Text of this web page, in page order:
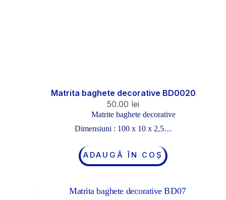
Matrita baghete decorative BD0020
50.00 lei
Matrite baghete decorative
Dimensiuni : 100 x 10 x 2,5…
ADAUGĂ ÎN COȘ